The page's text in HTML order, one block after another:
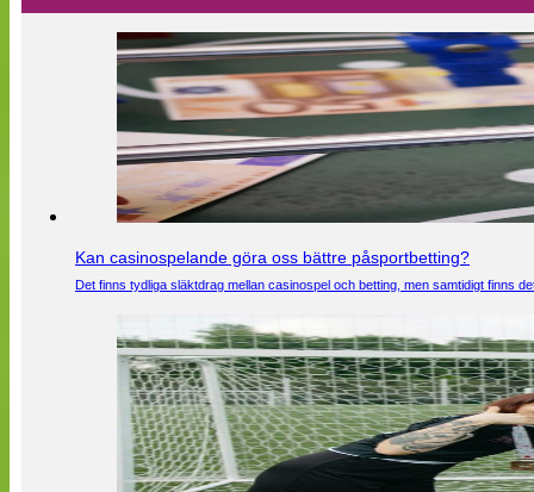
Kan casinospelande göra oss bättre påsportbetting?
Det finns tydliga släktdrag mellan casinospel och betting, men samtidigt finns